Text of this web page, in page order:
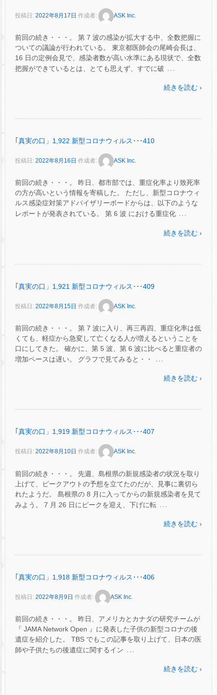
投稿日: 2022年8月17日 作成者: ASK Inc.
前回の続き・・・。 第 7 波の感染が拡大する中、全数把握に
ついての議論が行われている。 東京都医師会の尾崎会長は、
16 日の定例会見で、感染者数が高い水準にある現状で、全数
把握ができているとは、とても思えず、すでに破 …
続きを読む ›
｢真実の口」1,922 新型コロナウィルス･･･410
投稿日: 2022年8月16日 作成者: ASK Inc.
前回の続き・・・。 昨日、都市部では、重症化率より致死率
の方が高いという情報を寄稿した。 ただし、新型コロナウィ
ルス感染症対策アドバイザリーボードからは、以下のような
レポートが発表されている。 第 6 波 における重症化 …
続きを読む ›
｢真実の口」1,921 新型コロナウィルス･･･409
投稿日: 2022年8月15日 作成者: ASK Inc.
前回の続き・・・。 第 7 波に入り、再三再四、重症化率は低
くても、軽症から急変して亡くなる人が増えるということを
口にしてきた。 確かに、第 5 波、第 6 波に比べると重症者の
増加ペースは遅い。 グラフで見てみると・・
…
続きを読む ›
｢真実の口」1,919 新型コロナウィルス･･･407
投稿日: 2022年8月10日 作成者: ASK Inc.
前回の続き・・・。 先週、島根県の新規感染者の状況を取り
上げて、ピークアウトの予想を立てたのだが、見事に裏切ら
れたようだ。 島根県の 8 月に入ってからの新規感染者を見て
みよう。 7 月 26 日にピークを迎え、下げに転 …
続きを読む ›
｢真実の口」1,918 新型コロナウィルス･･･406
投稿日: 2022年8月9日 作成者: ASK Inc.
前回の続き・・・。 昨日、アメリカとカナダの研究チームが
『 JAMA Network Open 』に発表した子供の新型コロナの後
遺症を紹介した。 TBS でもこの記事を取り上げて、日本の医
師や子供たちの後遺症に関するイン …
続きを読む ›